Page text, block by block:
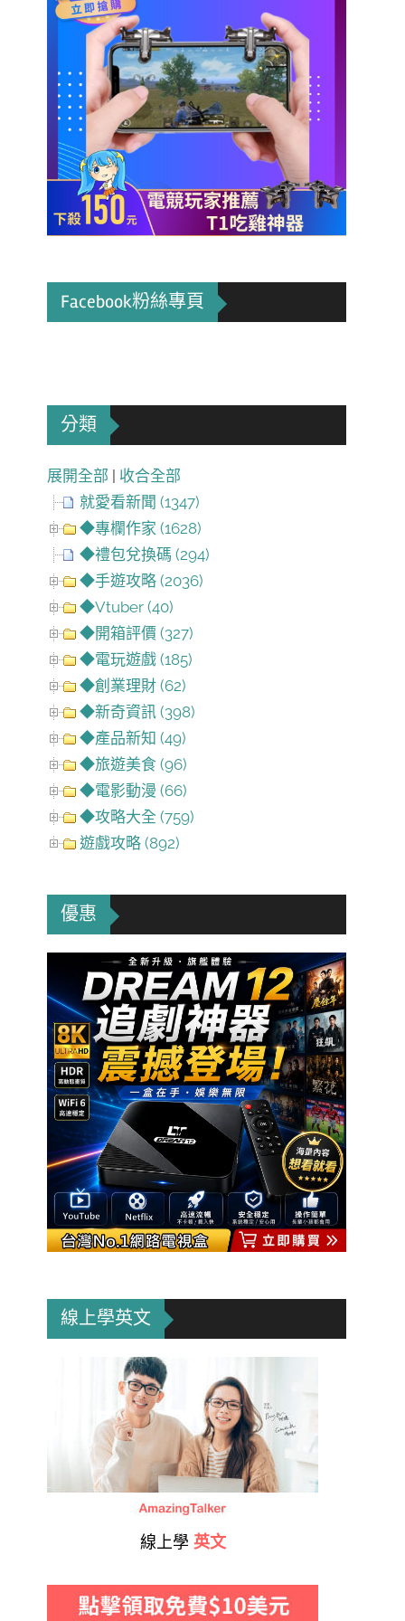
Facebook粉絲專頁
分類
展開全部 | 收合全部
就愛看新聞 (1347)
◆專欄作家 (1628)
◆禮包兌換碼 (294)
◆手遊攻略 (2036)
◆Vtuber (40)
◆開箱評價 (327)
◆電玩遊戲 (185)
◆創業理財 (62)
◆新奇資訊 (398)
◆產品新知 (49)
◆旅遊美食 (96)
◆電影動漫 (66)
◆攻略大全 (759)
遊戲攻略 (892)
優惠
線上學英文
線上學 英文